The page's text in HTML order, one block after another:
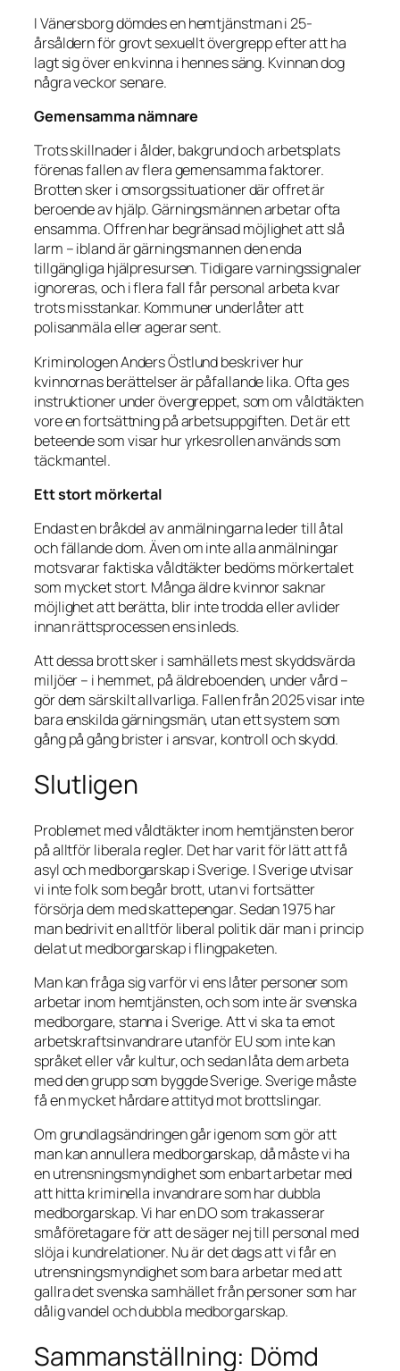
I Vänersborg dömdes en hemtjänstman i 25-
årsåldern för grovt sexuellt övergrepp efter att ha
lagt sig över en kvinna i hennes säng. Kvinnan dog
några veckor senare.
Gemensamma nämnare
Trots skillnader i ålder, bakgrund och arbetsplats
förenas fallen av flera gemensamma faktorer.
Brotten sker i omsorgssituationer där offret är
beroende av hjälp. Gärningsmännen arbetar ofta
ensamma. Offren har begränsad möjlighet att slå
larm – ibland är gärningsmannen den enda
tillgängliga hjälpresursen. Tidigare varningssignaler
ignoreras, och i flera fall får personal arbeta kvar
trots misstankar. Kommuner underlåter att
polisanmäla eller agerar sent.
Kriminologen Anders Östlund beskriver hur
kvinnornas berättelser är påfallande lika. Ofta ges
instruktioner under övergreppet, som om våldtäkten
vore en fortsättning på arbetsuppgiften. Det är ett
beteende som visar hur yrkesrollen används som
täckmantel.
Ett stort mörkertal
Endast en bråkdel av anmälningarna leder till åtal
och fällande dom. Även om inte alla anmälningar
motsvarar faktiska våldtäkter bedöms mörkertalet
som mycket stort. Många äldre kvinnor saknar
möjlighet att berätta, blir inte trodda eller avlider
innan rättsprocessen ens inleds.
Att dessa brott sker i samhällets mest skyddsvärda
miljöer – i hemmet, på äldreboenden, under vård –
gör dem särskilt allvarliga. Fallen från 2025 visar inte
bara enskilda gärningsmän, utan ett system som
gång på gång brister i ansvar, kontroll och skydd.
Slutligen
Problemet med våldtäkter inom hemtjänsten beror
på alltför liberala regler. Det har varit för lätt att få
asyl och medborgarskap i Sverige. I Sverige utvisar
vi inte folk som begår brott, utan vi fortsätter
försörja dem med skattepengar. Sedan 1975 har
man bedrivit en alltför liberal politik där man i princip
delat ut medborgarskap i flingpaketen.
Man kan fråga sig varför vi ens låter personer som
arbetar inom hemtjänsten, och som inte är svenska
medborgare, stanna i Sverige. Att vi ska ta emot
arbetskraftsinvandrare utanför EU som inte kan
språket eller vår kultur, och sedan låta dem arbeta
med den grupp som byggde Sverige. Sverige måste
få en mycket hårdare attityd mot brottslingar.
Om grundlagsändringen går igenom som gör att
man kan annullera medborgarskap, då måste vi ha
en utrensningsmyndighet som enbart arbetar med
att hitta kriminella invandrare som har dubbla
medborgarskap. Vi har en DO som trakasserar
småföretagare för att de säger nej till personal med
slöja i kundrelationer. Nu är det dags att vi får en
utrensningsmyndighet som bara arbetar med att
gallra det svenska samhället från personer som har
dålig vandel och dubbla medborgarskap.
Sammanställning: Dömd